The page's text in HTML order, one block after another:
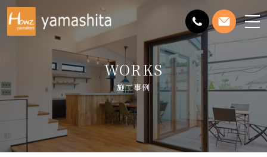
メ
ニ
ュ
ー
を
く
WORKS
施工事例